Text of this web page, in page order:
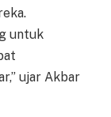
untuk
ujar Akbar